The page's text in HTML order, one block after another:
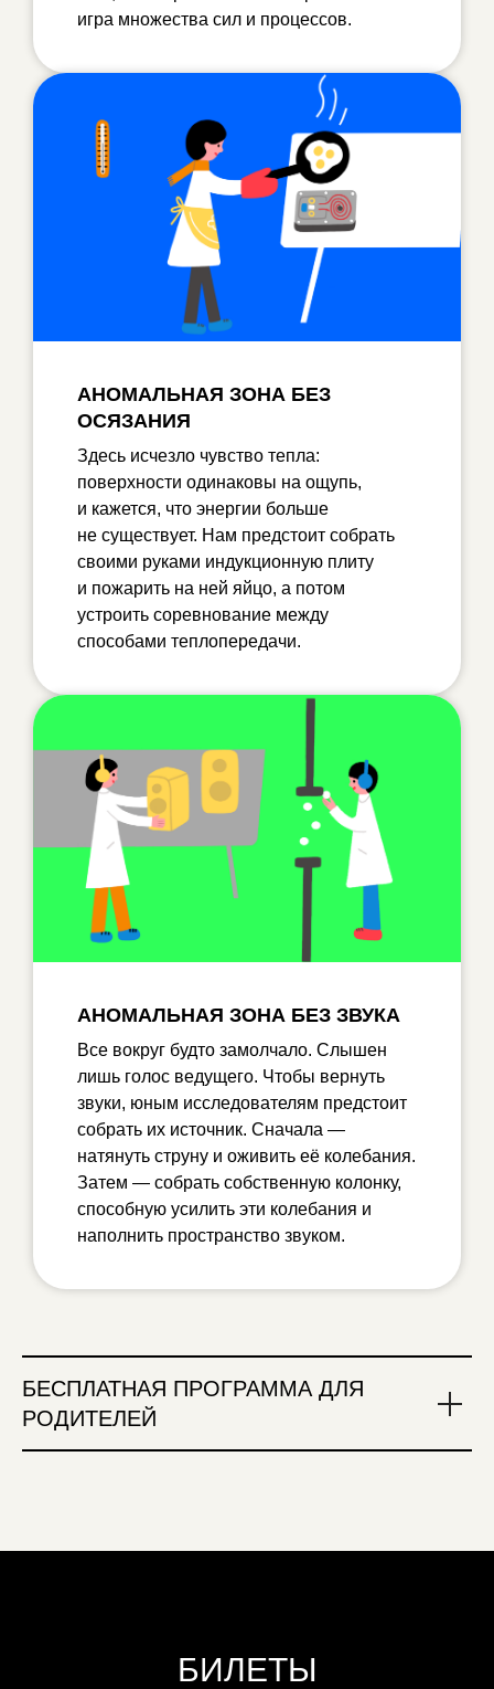
игра множества сил и процессов.
АНОМАЛЬНАЯ ЗОНА БЕЗ
ОСЯЗАНИЯ
Здесь исчезло чувство тепла:
поверхности одинаковы на ощупь,
и кажется, что энергии больше
не существует. Нам предстоит собрать
своими руками индукционную плиту
и пожарить на ней яйцо, а потом
устроить соревнование между
способами теплопередачи.
АНОМАЛЬНАЯ ЗОНА БЕЗ ЗВУКА
Все вокруг будто замолчало. Слышен
лишь голос ведущего. Чтобы вернуть
звуки, юным исследователям предстоит
собрать их источник. Сначала —
натянуть струну и оживить её колебания.
Затем — собрать собственную колонку,
способную усилить эти колебания и
наполнить пространство звуком.
БЕСПЛАТНАЯ ПРОГРАММА ДЛЯ
РОДИТЕЛЕЙ
БИЛЕТЫ